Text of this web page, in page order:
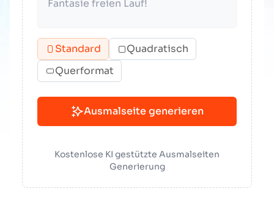
Standard
Quadratisch
Querformat
Ausmalseite generieren
Kostenlose KI gestützte Ausmalseiten
Generierung